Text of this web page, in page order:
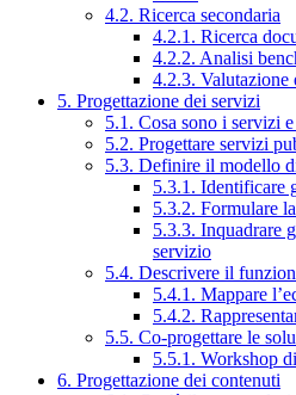
4.2. Ricerca secondaria
4.2.1. Ricerca
4.2.2. Analisi
4.2.3. Valutazione
5. Progettazione dei servizi
5.1. Cosa sono i servizi
5.2. Progettare servizi
5.3. Definire il modello
5.3.1. Identificare
5.3.2. Formulare
5.3.3. Inquadrare
servizio
5.4. Descrivere il
5.4.1. Mappare
5.4.2.
5.5. Co-progettare le
5.5.1. Workshop
6. Progettazione dei contenuti